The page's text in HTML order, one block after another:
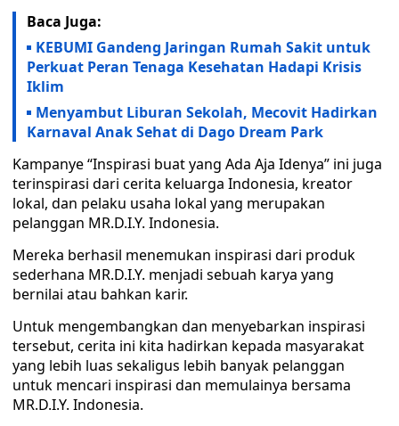
Baca Juga:
KEBUMI Gandeng Jaringan Rumah Sakit untuk
Perkuat Peran Tenaga Kesehatan Hadapi Krisis
Iklim
Menyambut Liburan Sekolah, Mecovit Hadirkan
Karnaval Anak Sehat di Dago Dream Park
Kampanye “Inspirasi buat yang Ada Aja Idenya” ini juga
terinspirasi dari cerita keluarga Indonesia, kreator
lokal, dan pelaku usaha lokal yang merupakan
pelanggan MR.D.I.Y. Indonesia.
Mereka berhasil menemukan inspirasi dari produk
sederhana MR.D.I.Y. menjadi sebuah karya yang
bernilai atau bahkan karir.
Untuk mengembangkan dan menyebarkan inspirasi
tersebut, cerita ini kita hadirkan kepada masyarakat
yang lebih luas sekaligus lebih banyak pelanggan
untuk mencari inspirasi dan memulainya bersama
MR.D.I.Y. Indonesia.